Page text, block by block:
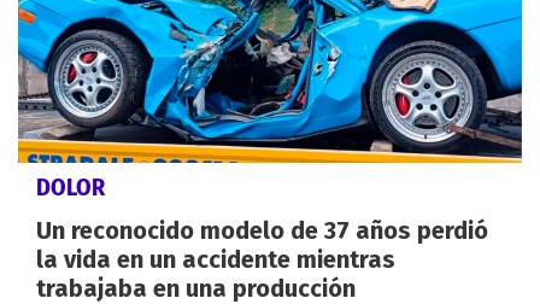
DOLOR
Un reconocido modelo de 37 años perdió
la vida en un accidente mientras
trabajaba en una producción